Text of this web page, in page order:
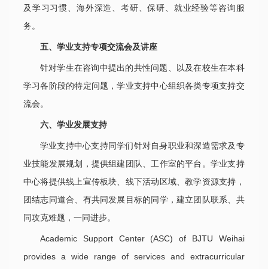
及学习习惯、海外深造、考研、保研、就业经验等咨询服
务。
五、学业支持专项交流会及讲座
针对学生在咨询中提出的共性问题、以及在校生在本科
学习各阶段的特定问题，学业支持中心组织各类专项支持交
流会。
六、学业发展支持
学业支持中心支持同学们针对自身职业和深造需求及专
业技能发展规划，提供组建团队、工作室的平台。学业支持
中心将提供线上宣传板块、线下活动区域、教学资源支持，
团结志同道合、有共同发展目标的同学，建立团队联系、共
同攻克难题，一同进步。
Academic Support Center (ASC) of BJTU Weihai
provides a wide range of services and extracurricular